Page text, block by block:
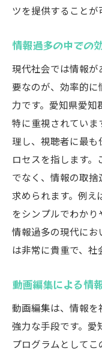
ツを提供することが
情報過多の中での
現代社会では情報
要なのが、効率的
力です。愛知県愛
特に重視されてい
理し、視聴者に最
ロセスを指します
でなく、情報の取
求められます。例え
をシンプルでわかり
情報過多の現代に
は非常に貴重で、社
動画編集による情
動画編集は、情報
強力な手段です。
プログラムとして